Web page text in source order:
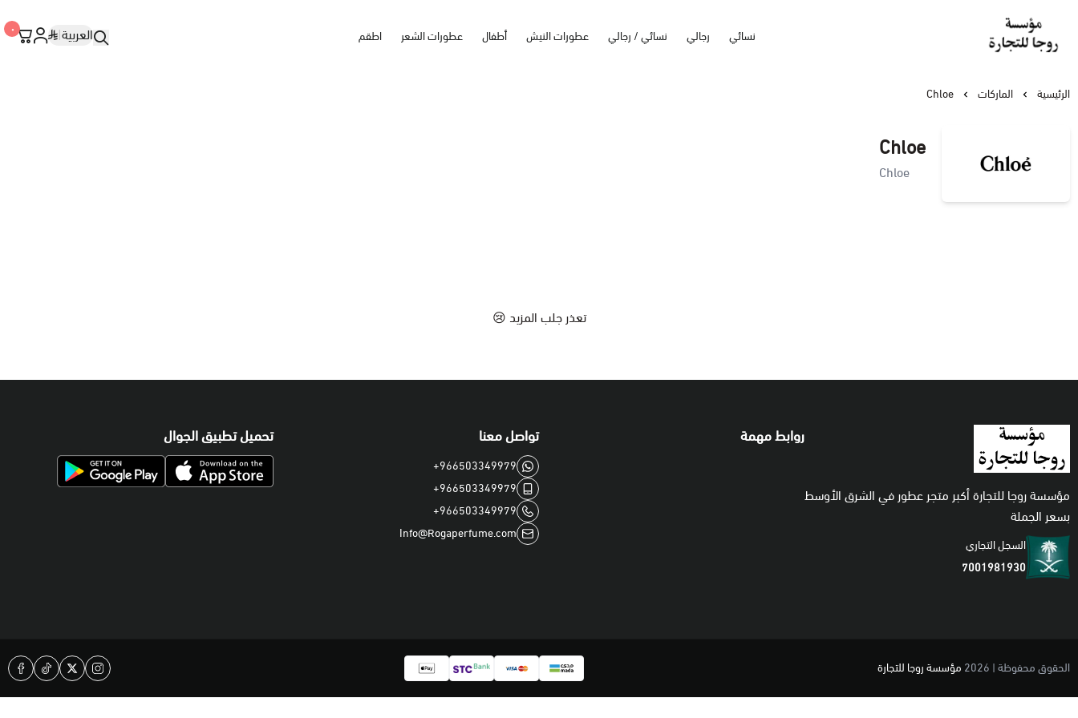
مؤسسة روجا للتجارة نسائي رجالي نسائي / رجالي عطورات النيش أطفال عطورات الشعر اطقم العربية| ٠
الرئيسية الماركات Chloe
Chloe
Chloe
تعذر جلب المزيد 😢
مؤسسة روجا للتجارة أكبر متجر عطور في الشرق الأوسط
بسعر الجملة
السجل التجاري
7001981930
روابط مهمة تواصل معنا
+966503349979
+966503349979
+966503349979
Info@Rogaperfume.com
تحميل تطبيق الجوال
الحقوق محفوظة | 2026 مؤسسة روجا للتجارة